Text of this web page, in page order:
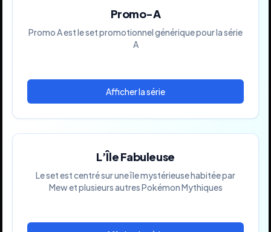
Promo-A
Promo A est le set promotionnel générique pour la série
A
L’Île Fabuleuse
Le set est centré sur une île mystérieuse habitée par
Mew et plusieurs autres Pokémon Mythiques